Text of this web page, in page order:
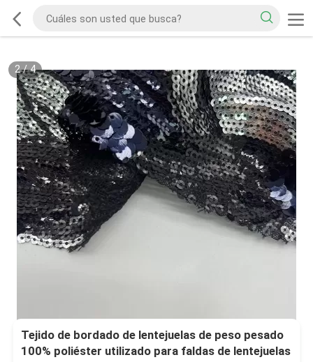
2/4
Tejido de bordado de lentejuelas de peso pesado
100% poliéster utilizado para faldas de lentejuelas